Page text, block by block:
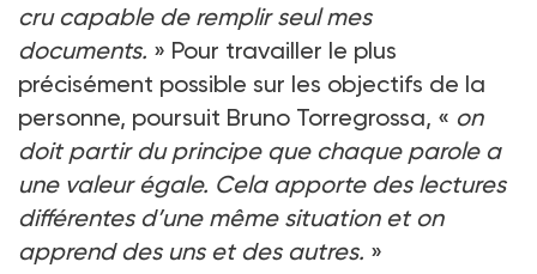
cru capable de remplir seul mes
documents. » Pour travailler le plus
précisément possible sur les objectifs de la
personne, poursuit Bruno Torregrossa, « on
doit partir du principe que chaque parole a
une valeur égale. Cela apporte des lectures
différentes d’une même situation et on
apprend des uns et des autres. »